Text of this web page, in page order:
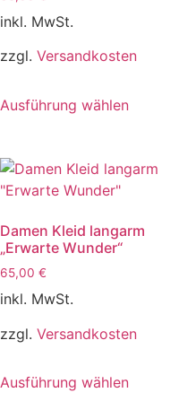
inkl. MwSt.
zzgl. Versandkosten
Ausführung wählen
Damen Kleid langarm
„Erwarte Wunder“
65,00 €
inkl. MwSt.
zzgl. Versandkosten
Ausführung wählen